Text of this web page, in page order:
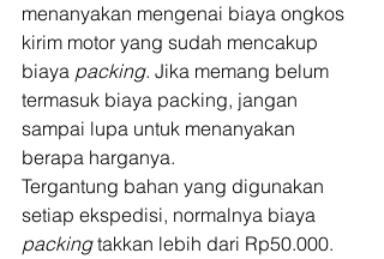
menanyakan mengenai biaya ongkos
kirim motor yang sudah mencakup
biaya packing. Jika memang belum
termasuk biaya packing, jangan
sampai lupa untuk menanyakan
berapa harganya.
Tergantung bahan yang digunakan
setiap ekspedisi, normalnya biaya
packing takkan lebih dari Rp50.000.